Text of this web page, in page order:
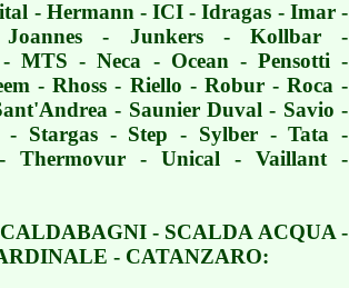
- Hermann - ICI - Idragas - Imar -
Joannes - Junkers - Kollbar -
MTS - Neca - Ocean - Pensotti -
- Rhoss - Riello - Robur - Roca -
- Saunier Duval - Savio -
- Stargas - Step - Sylber - Tata -
- Thermovur - Unical - Vaillant -
- SCALDA ACQUA -
- CATANZARO: